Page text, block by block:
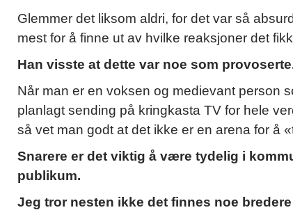
Glemmer det liksom aldri, for det var så
mest for å finne ut av hvilke reaksjoner det
Han visste at dette var noe som
Når man er en voksen og medievant person
planlagt sending på kringkasta TV for hele
så vet man godt at det ikke er en arena for å
Snarere er det viktig å være tydelig i
publikum.
Jeg tror nesten ikke det finnes noe